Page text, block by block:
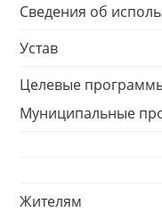
Сведения об
Устав
Целевые
Муниципальные
Жителям